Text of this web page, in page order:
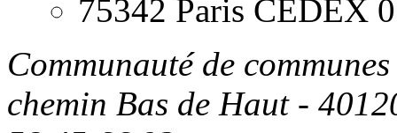
75342 Paris CEDEX
Communauté de
chemin Bas de Haut -